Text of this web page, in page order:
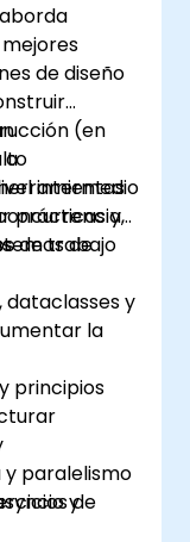
de diseño
de trabajo
(en
a
intermedio
prácticas y
de
dataclasses y
la
principios
paralelismo
yde